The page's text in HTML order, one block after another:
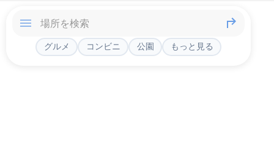
グルメ コンビニ 公園 もっと見る